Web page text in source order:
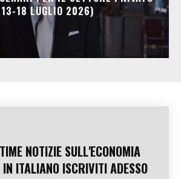
18 LUGLIO 2026)
NOTIZIE SULL'ECONOMIA
IN ITALIANO ISCRIVITI ADESSO